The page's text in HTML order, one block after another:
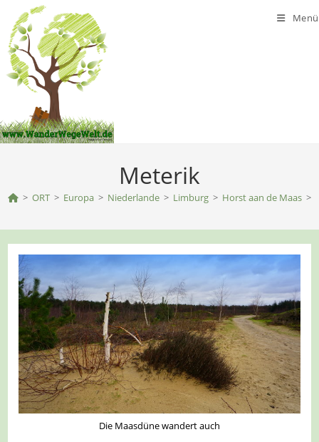
Inhalt
springen
Menü
Meterik
> ORT > Europa > Niederlande > Limburg > Horst aan de Maas >
Die Maasdüne wandert auch